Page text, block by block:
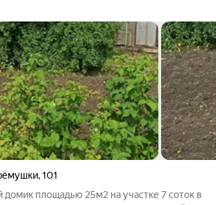
,101
площадью 25м2 на участке 7 соток в